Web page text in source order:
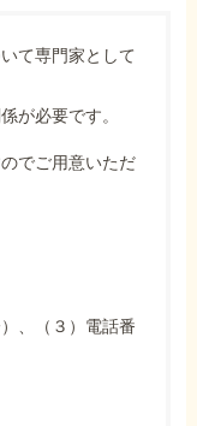
て専門家として
が必要です。
でご用意いただ
、（３）電話番